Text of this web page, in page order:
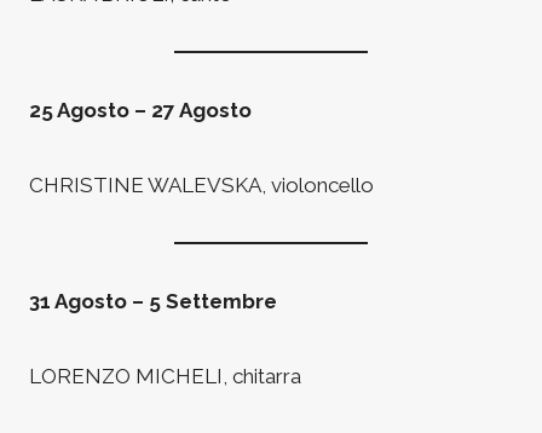
25 Agosto – 27 Agosto
CHRISTINE WALEVSKA, violoncello
31 Agosto – 5 Settembre
LORENZO MICHELI, chitarra